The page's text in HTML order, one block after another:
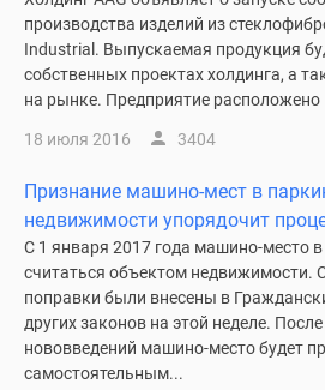
производства изделий из
Industrial. Выпускаемая продукция
собственных проектах холдинга, а
на рынке. Предприятие
18 июля 2016 3404
Признание машино-мест в
недвижимости упорядочит
С 1 января 2017 года машино-место в
считаться объектом недвижимости.
поправки были внесены в
других законов на этой неделе.
нововведений машино-место будет
самостоятельным...